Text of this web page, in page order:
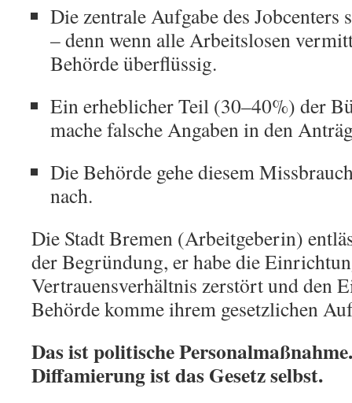
Die zentrale Aufgabe des Jobcenters
– denn wenn alle Arbeitslosen
Behörde überflüssig.
Ein erheblicher Teil (30–40%) der
mache falsche Angaben in den
Die Behörde gehe diesem
nach.
Die Stadt Bremen (Arbeitgeberin)
der Begründung, er habe die
Vertrauensverhältnis zerstört und den
Behörde komme ihrem gesetzlichen
Das ist politische
Diffamierung ist das Gesetz selbst.